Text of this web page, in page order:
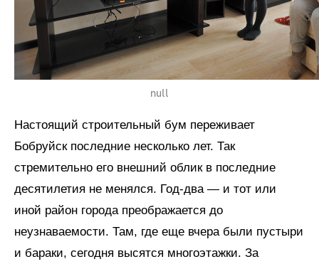
null
Настоящий строительный бум переживает
Бобруйск последние несколько лет. Так
стремительно его внешний облик в последние
десятилетия не менялся. Год-два — и тот или
иной район города преображается до
неузнаваемости. Там, где еще вчера были пустыри
и бараки, сегодня высятся многоэтажки. За